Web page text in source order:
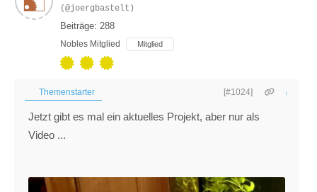
(@joergbastelt)
Beiträge: 288
Nobles Mitglied Mitglied
Themenstarter [#1024]
Jetzt gibt es mal ein aktuelles Projekt, aber nur als
Video ...